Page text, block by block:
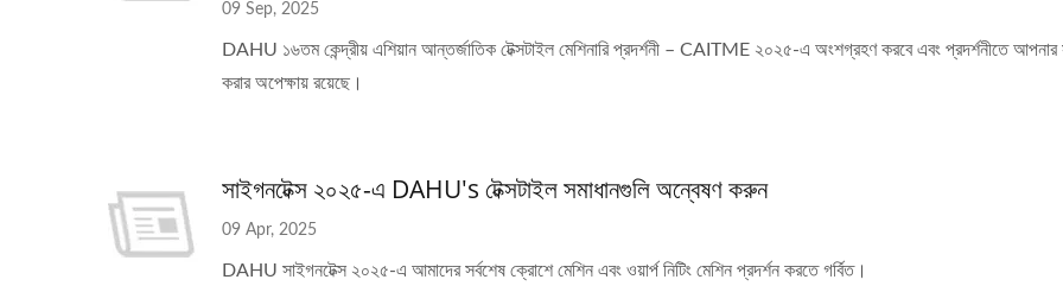
09 Sep, 2025
DAHU ১৬তম কেন্দ্রীয় এশিয়ান আন্তর্জাতিক টেক্সটাইল মেশিনারি প্রদর্শনী – CAITME ২০২৫-এ অংশগ্রহণ করবে এবং প্রদর্শনীতে আপনার
করার অপেক্ষায় রয়েছে।
সাইগনটেক্স ২০২৫-এ DAHU's টেক্সটাইল সমাধানগুলি অন্বেষণ করুন
09 Apr, 2025
DAHU সাইগনটেক্স ২০২৫-এ আমাদের সর্বশেষ ক্রোশে মেশিন এবং ওয়ার্প নিটিং মেশিন প্রদর্শন করতে গর্বিত।